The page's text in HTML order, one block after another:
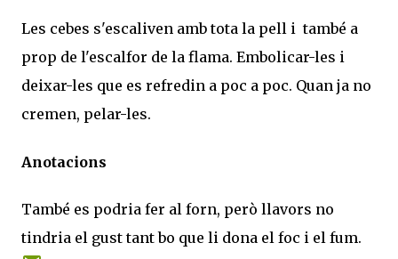
Les cebes s'escaliven amb tota la pell i també a
prop de l'escalfor de la flama. Embolicar-les i
deixar-les que es refredin a poc a poc. Quan ja no
cremen, pelar-les.
Anotacions
També es podria fer al forn, però llavors no
tindria el gust tant bo que li dona el foc i el fum.